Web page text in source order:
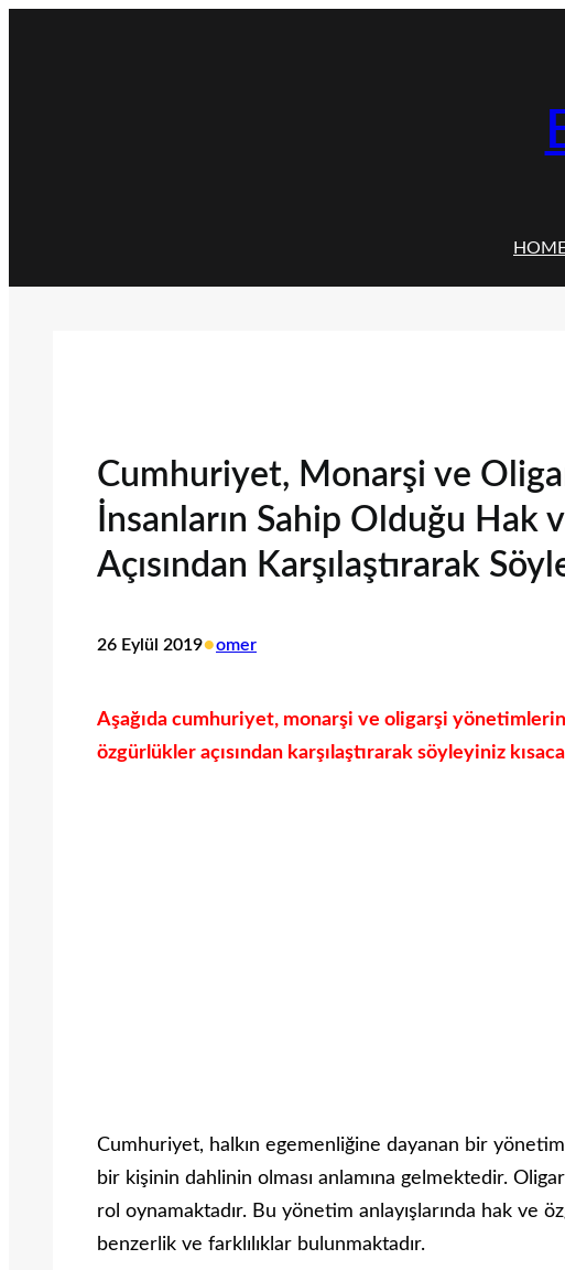
Cumhuriyet, Monarşi ve
İnsanların Sahip Olduğu Hak
Açısından Karşılaştırarak
26 Eylül 2019•omer
Aşağıda cumhuriyet, monarşi ve oligarşi
özgürlükler açısından karşılaştırarak söyleyiniz
Cumhuriyet, halkın egemenliğine dayanan bir
bir kişinin dahlinin olması anlamına gelmektedir.
rol oynamaktadır. Bu yönetim anlayışlarında hak ve
benzerlik ve farklılıklar bulunmaktadır.